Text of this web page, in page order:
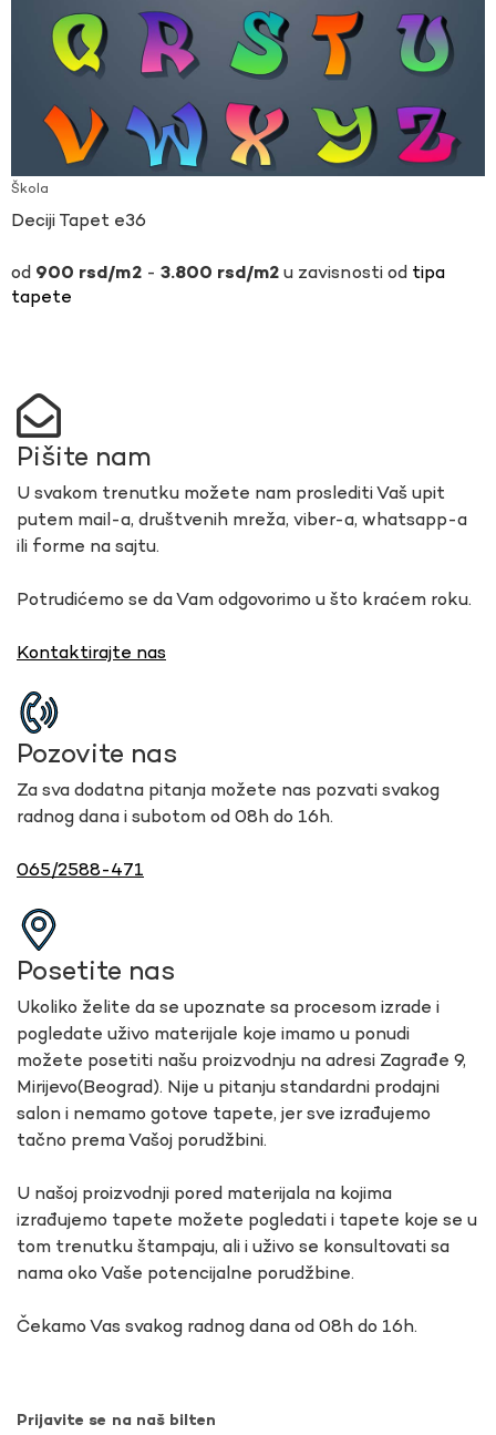
Škola
Deciji Tapet e36
900 rsd - 3.800 rsd u zavisnosti od tipa
tapete
Pišite nam
U svakom trenutku možete nam proslediti Vaš upit
putem mail-a, društvenih mreža, viber-a, whatsapp-a
ili forme na sajtu.
Potrudićemo se da Vam odgovorimo u što kraćem roku.
Kontaktirajte nas
Pozovite nas
Za sva dodatna pitanja možete nas pozvati svakog
radnog dana i subotom od 08h do 16h.
065/2588-471
Posetite nas
Ukoliko želite da se upoznate sa procesom izrade i
pogledate uživo materijale koje imamo u ponudi
možete posetiti našu proizvodnju na adresi Zagrađe 9,
Mirijevo(Beograd). Nije u pitanju standardni prodajni
salon i nemamo gotove tapete, jer sve izrađujemo
tačno prema Vašoj porudžbini.
U našoj proizvodnji pored materijala na kojima
izrađujemo tapete možete pogledati i tapete koje se u
tom trenutku štampaju, ali i uživo se konsultovati sa
nama oko Vaše potencijalne porudžbine.
Čekamo Vas svakog radnog dana od 08h do 16h.
Prijavite se na naš bilten